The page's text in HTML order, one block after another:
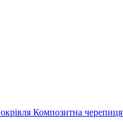
Композитна черепиця